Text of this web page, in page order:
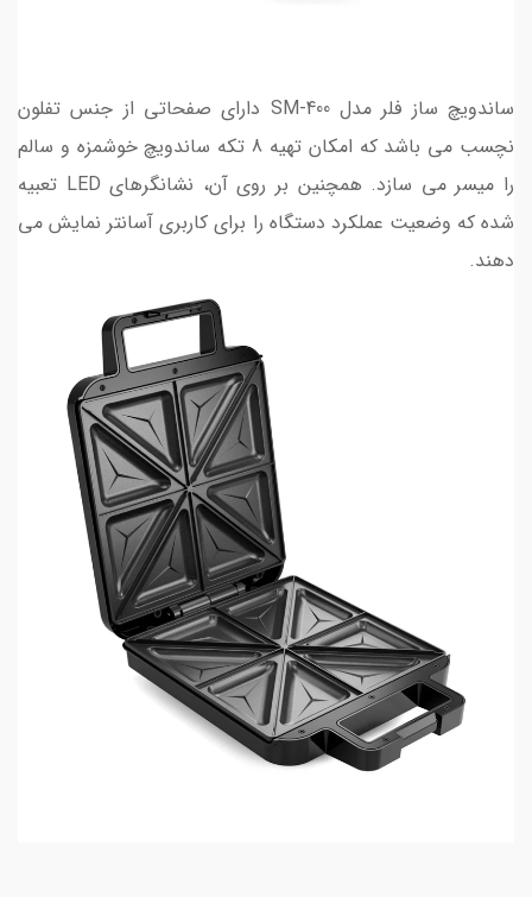
ساندویچ ساز فلر مدل SM-400 دارای صفحاتی از جنس تفلون
نچسب می باشد که امکان تهیه 8 تکه ساندویچ خوشمزه و سالم
را میسر می سازد. همچنین بر روی آن، نشانگرهای LED تعبیه
شده که وضعیت عملکرد دستگاه را برای کاربری آسانتر نمایش می
دهند.